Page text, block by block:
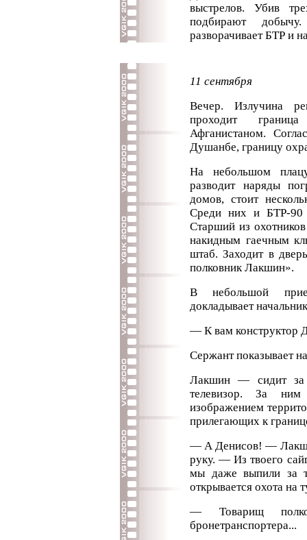
выстрелов. Убив
подбирают
разворачивает БТР и
11 сентября
Вечер. Излучина
проходит
Афганистаном.
Душанбе, границу
На небольшом
разводит наряды
домов, стоит
Среди них и БТР-90
Старший из
накидным гаечным
штаб. Заходит в
полковник Лакшин».
В небольшой
докладывает
— К вам конструктор
Сержант показывает
Лакшин — сидит за
телевизор. За
изображением
прилегающих к
— А Денисов! —
руку. — Из твоего
мы даже выпили за
открывается охота на
— Товарищ
бронетранспортера...